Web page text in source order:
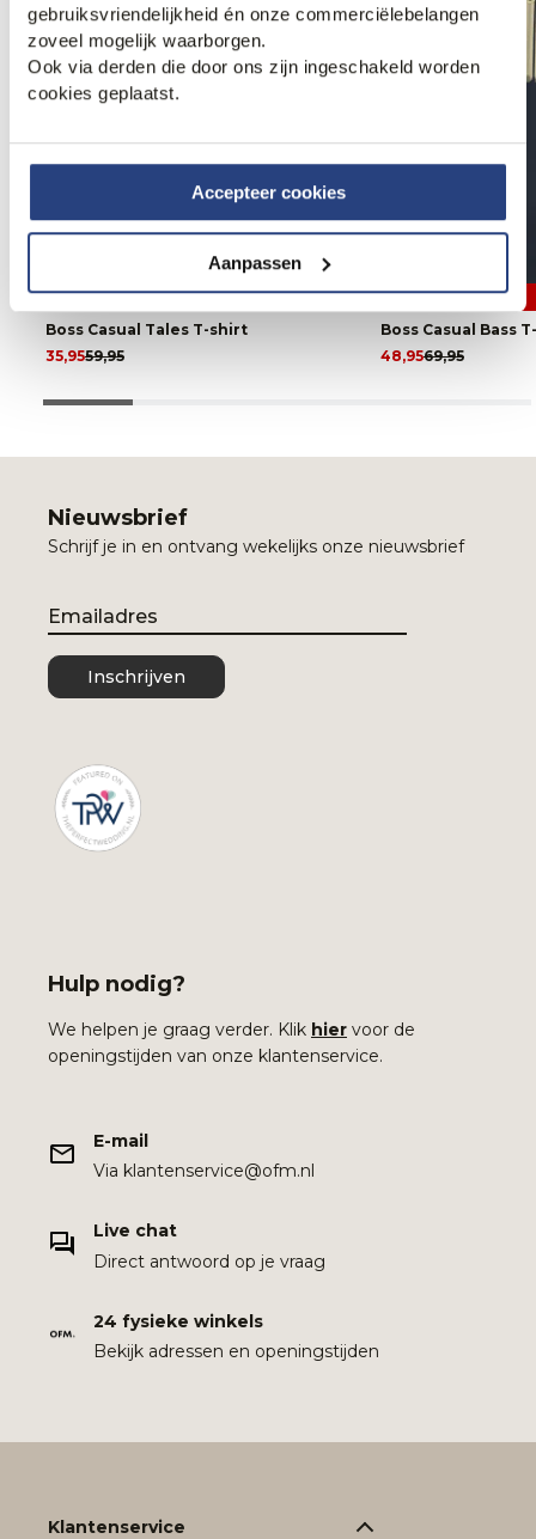
gebruiksvriendelijkheid én onze commerciëlebelangen
zoveel mogelijk waarborgen.
Ook via derden die door ons zijn ingeschakeld worden
cookies geplaatst.
Accepteer cookies
Aanpassen
40% korting
Boss Casual Tales T-shirt
59,95
35,95
30% korting
Boss Casual Bass
69,95
48,95
Nieuwsbrief
Schrijf je in en ontvang wekelijks onze nieuwsbrief
Email
Inschrijven
Hulp nodig?
We helpen je graag verder. Klik hier voor de
openingstijden van onze klantenservice.
E-mail
Via klantenservice@ofm.nl
Live chat
Direct antwoord op je vraag
24 fysieke winkels
Bekijk adressen en openingstijden
Klantenservice